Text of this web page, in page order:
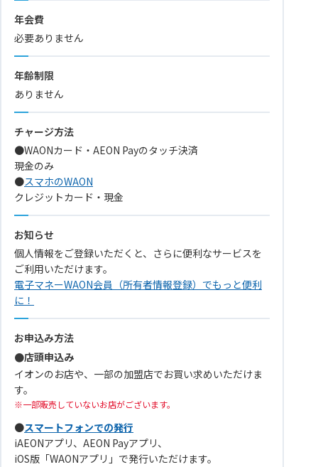
年会費
必要ありません
年齢制限
ありません
チャージ方法
●WAONカード・AEON Payのタッチ決済
現金のみ
●スマホのWAON
クレジットカード・現金
お知らせ
個人情報をご登録いただくと、さらに便利なサービスを
ご利用いただけます。
電子マネーWAON会員（所有者情報登録）でもっと便利
に！
お申込み方法
●店頭申込み
イオンのお店や、一部の加盟店でお買い求めいただけま
す。
一部販売していないお店がございます。
●スマートフォンでの発行
iAEONアプリ、AEON Payアプリ、
iOS版「WAONアプリ」で発行いただけます。